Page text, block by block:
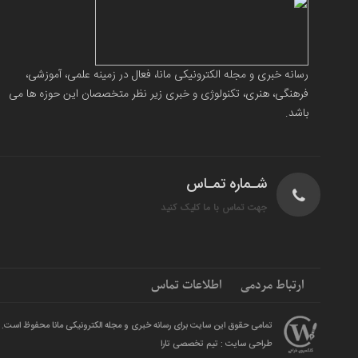
رسانه خبری و مجله الکترونیکی مانا، فعال در زمینه علمی، آموزشی،
فرهنگی، هنری، تکنولوژی و خبری زیر نظر متخصصان این حوزه ها می
باشد.
شـماره تمـاس
جهت تماس با ما کلیک کنید
ارتباط مردمی اطلاعات تماس
تمامی حقوق این سایت برای رسانه خبری و مجله الکترونیکی مانا محفوظ است.
طراحی سایت : تیم تخصصی تارا